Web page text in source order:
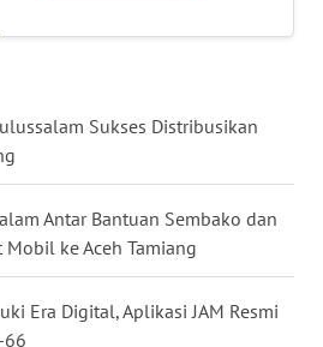
Sukses Distribusikan
Antar Bantuan Sembako dan
ke Aceh Tamiang
Era Digital, Aplikasi JAM Resmi
66